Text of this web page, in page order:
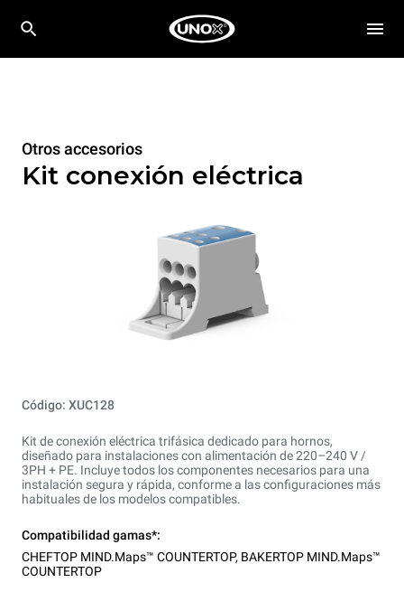
Otros accesorios
Kit conexión eléctrica
Código: XUC128
Kit de conexión eléctrica trifásica dedicado para hornos,
diseñado para instalaciones con alimentación de 220–240 V /
3PH + PE. Incluye todos los componentes necesarios para una
instalación segura y rápida, conforme a las configuraciones más
habituales de los modelos compatibles.
Compatibilidad gamas*:
CHEFTOP MIND.Maps™ COUNTERTOP, BAKERTOP MIND.Maps™
COUNTERTOP